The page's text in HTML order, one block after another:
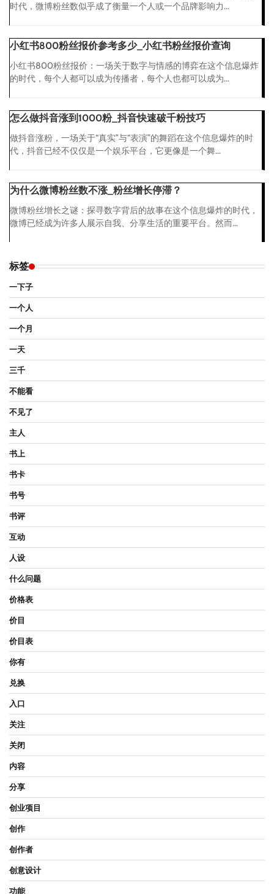
时代，微博粉丝数似乎成了衡量一个人或一个品牌影响力...
小红书800粉丝报价参考多少_小红书粉丝报价查询
小红书800粉丝报价：一场关于数字与情感的博弈在这个信息爆炸
的时代，每个人都可以成为传播者，每个人也都可以成为...
怎么做抖音涨到1000粉_抖音快速破千粉技巧
做抖音涨粉，一场关于“真实”与“表演”的舞蹈在这个信息爆炸的时
代，抖音已经不仅仅是一个娱乐平台，它更像是一个舞...
为什么微博粉丝数不涨_粉丝增长停滞？
微博粉丝增长之谜：探寻数字背后的故事在这个信息爆炸的时代，
微博已经成为许多人展示自我、分享生活的重要平台。然而...
标签
一下子
一个人
一个月
一天
三千
不能看
不见了
主人
书上
书卡
书号
书评
互动
人设
什么问题
价格表
价目
价目表
你有
兑换
入口
关注
关闭
内容
分享
创业项目
创作
创作者
创意设计
功能